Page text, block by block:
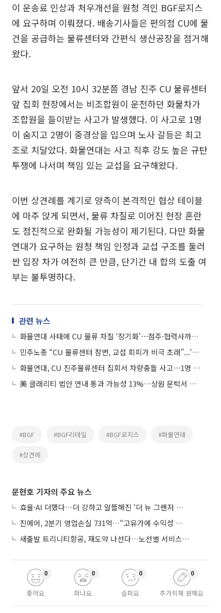
이 운송료 인상과 처우개선을 원청 격인 BGF로지스
에 요구하며 이뤄졌다. 배송기사들은 편의점 CU에 물
건을 공급하는 물류센터와 간편식 생산공장을 점거해
왔다.
앞서 20일 오전 10시 32분쯤 경남 진주 CU 물류센터
앞 집회 현장에서는 비조합원이 운전하던 화물차가
조합원을 들이받는 사고가 발생했다. 이 사고로 1명
이 숨지고 2명이 중경상을 입으며 노사 갈등은 최고
조로 치달았다. 화물연대는 사고 직후 강도 높은 규탄
투쟁에 나서며 책임 있는 교섭을 요구해왔다.
이번 상견례를 계기로 양측이 본격적인 협상 테이블
에 마주 앉게 되면서, 물류 차질로 이어진 현장 혼란
도 점진적으로 완화될 가능성이 제기된다. 다만 화물
연대가 요구하는 원청 책임 인정과 교섭 구조를 둘러
싼 입장 차가 여전히 큰 만큼, 단기간 내 합의 도출 여
부는 불투명하다.
관련 뉴스
화물연대 사태에 CU 물류 차질 ‘장기화’⋯점주·협력사까지 피해 ‘확산일로’
민주노총 “CU 물류센터 참변, 교섭 회피가 비극 초래”...‘총력 투쟁’ 예고
화물연대, CU 진주물류센터 집회서 차량충돌 사고⋯1명 사망·2명 부상
美 클래리티 법안 연내 통과 가능성 13%…상원 문턱서 제동
#BGF #BGF리테일 #BGF로지스 #화물연대
#상견례
문현호 기자의 주요 뉴스
효율·AI 더했다…더 강하고 알뜰해진 ‘더 뉴 그랜저 하이브리드’
진에어, 2분기 영업손실 731억…“고유가에 수익성 악화”
새출발 트리니티항공, 재도약 나선다…노선별 서비스 차별화
좋아요
0
화나요
0
슬퍼요
0
추가취재 원해요
0